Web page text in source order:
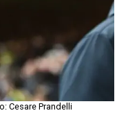
Cesare Prandelli